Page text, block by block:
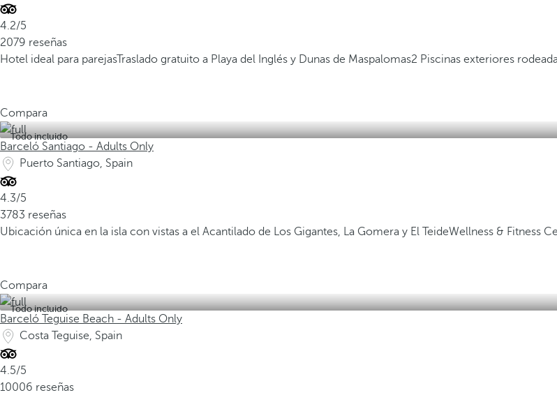
4.2/5
2079 reseñas
Hotel ideal para parejasTraslado gratuito a Playa del Inglés y Dunas de Maspalomas2 Piscinas exteriores
Compara
Todo incluido
Barceló Santiago - Adults Only
Puerto Santiago, Spain
4.3/5
3783 reseñas
Ubicación única en la isla con vistas a el Acantilado de Los Gigantes, La Gomera y El TeideWellness & Fitness
Compara
Todo incluido
Barceló Teguise Beach - Adults Only
Costa Teguise, Spain
4.5/5
10006 reseñas